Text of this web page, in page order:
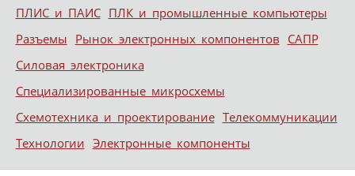
ПЛИС и ПАИС ПЛК и промышленные компьютеры
Разъемы Рынок электронных компонентов САПР
Силовая электроника
Специализированные микросхемы
Схемотехника и проектирование Телекоммуникации
Технологии Электронные компоненты